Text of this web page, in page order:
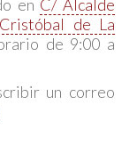
en C/ Alcalde
de La
de 9:00 a
un correo